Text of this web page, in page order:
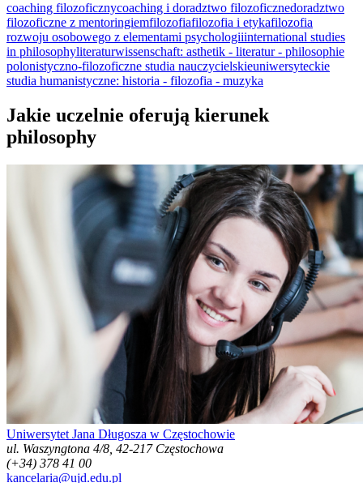
coaching filozoficznycoaching i doradztwo filozoficznedoradztwo
filozoficzne z mentoringiemfilozofiafilozofia i etykafilozofia
rozwoju osobowego z elementami psychologiiinternational studies
in philosophyliteraturwissenschaft: asthetik - literatur - philosophie
polonistyczno-filozoficzne studia nauczycielskieuniwersyteckie
studia humanistyczne: historia - filozofia - muzyka
Jakie uczelnie oferują kierunek
philosophy
Uniwersytet Jana Długosza w Częstochowie
ul. Waszyngtona 4/8, 42-217 Częstochowa
(+34) 378 41 00
kancelaria@ujd.edu.pl